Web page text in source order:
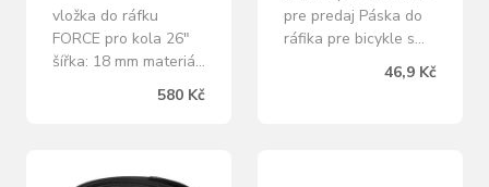
vložka do ráfku
FORCE pro kola 26"
šířka: 18 mm materiál:
sáčku a prodej po 20
za 1 ks
580 Kč
pre predaj Páska do
ráfika pre bicykle s
veľkosťou kolesa
27,5" Vyrobená z
46,9 Kč